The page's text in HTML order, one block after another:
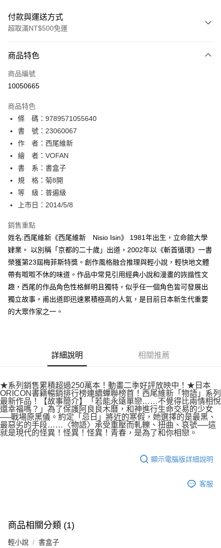
付款與運送方式
超取滿NT$500免運
信用卡一次付款
超商取貨付款
相關說明
【關於「AFTEE先享後付」】
AFTEE先享後付是「在收到商品之後才付款」的支付方式。 讓您購物簡單
便利好安心！
１．簡單：不需註冊會員、不需綁卡、不需儲值。
２．便利：只要手機號碼，簡訊認證，即可結帳。
３．安心：先確認商品／服務後，再付款。
【「AFTEE先享後付」結帳流程】
１．於結帳方式選擇「AFTEE先享後付」後，將跳轉至「AFTEE先享後付」
結帳頁面，進行簡訊認證並確認金額後，即可完成結帳。
２．訂單成立數日內，您將收到繳費通知簡訊。
ATM／網路銀行／等多元方式進行付款，方視為交易完成。
※ 請注意：結帳手續完成當下不需立刻繳費，但若您需要取消訂單，請聯絡
購買商品的店家。未經商家同意取消之訂單仍視為有效，需透過AFTEE先享
後付繳納相關費用。
※ 交易是否成功請以「AFTEE先享後付 」之結帳頁面顯示為準，若有關於
是否繳費成功／繳費後需取消欲退款等相關疑問，請聯繫「AFTEE先享後付
【注意事項】
１．透過由恩沛科技股份有限公司提供之「AFTEE先享後付」服務完成之交
易，需依本服務之必要範圍內提供個人資料，並將交易相關給付款項請求債
３．未成年的使用者請事先徵得法定代理人或監護人之同意方可使用
「AFTEE先享後付」，若未經同意申辦者引起之損失，本公司不負相關責
時審查核予不同之上限額度；若仍有額度不足之情形，本公司將視審查結果
請求用戶進行身份認證。
５．嚴禁一人註冊多個帳號或使用他人資訊註冊。若發現惡意使用之情形，
恩沛科技股份有限公司將有權停止該用戶之使用額度並採取法律行動。
ATM付款
運送方式
全家取貨付款
每筆NT$80，滿NT$500(含以上)免運費
付款後全家取貨
每筆NT$80，滿NT$500(含以上)免運費
付款後萊爾富取貨
每筆NT$80，滿NT$500(含以上)免運費
7-11取貨付款
每筆NT$80，滿NT$500(含以上)免運費
國家/地區配送 查看運費
商品特色
商品編號
10050665
商品特色
條 碼：9789571055640
書 號：23060067
作 者：西尾維新
繪 者：VOFAN
書 系：書盒子
規 格：菊8開
等 級：普遍級
上市日：2014/5/8
銷售重點
姓名:西尾維新《西尾維新 Nisio Isin》 1981年出生，立命館大學
肄業。 以別稱「京都的二十歲」出道，2002年以《斬首循環》一書
榮獲第23屆梅菲斯特獎。創作風格融合推理與輕小說，輕快地文體
帶有呶呶不休的味道。作品中常見引用經典小說和漫畫的詼諧性文
趣，西尾的作品角色性格鮮明且獨特，似乎任一個角色皆可發展出
獨立故事。甫出道即迅速累積極高的人氣，是目前日本新生代重要
的大眾作家之一。
詳細說明 相關推薦
★系列銷售累積超過250萬本！動畫二季好評放映中！★日本
ORICON書籍暢銷排行榜連續蟬聯榜首！西尾維新「物語」系列
最新作品！【故事簡介】「若能永遠單戀……不覺得比兩情相悅
還幸福嗎？」為了保護阿良良木曆，和神進行生命交易的少女
──戰場原黑儀。約定「忌日」將近的寒假，她選擇的是最黑、
最惡劣的手段……〈物語〉承受重壓而軋轢、扭曲、哀號──這
就是現代的怪異！怪異！怪異！青春，是為了和你相戀。
顯示電腦版詳細說明
客服
商品相關分類 (1)
輕小說 書盒子